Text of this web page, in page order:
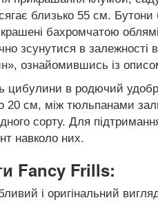
близько 55 см. Бутони
бахромчатою
зсунутися в залежності
ознайомившись із
цибулини в родючий
20 см, між тюльпанами
сорту. Для
навколо них.
Fancy Frills:
і оригінальний